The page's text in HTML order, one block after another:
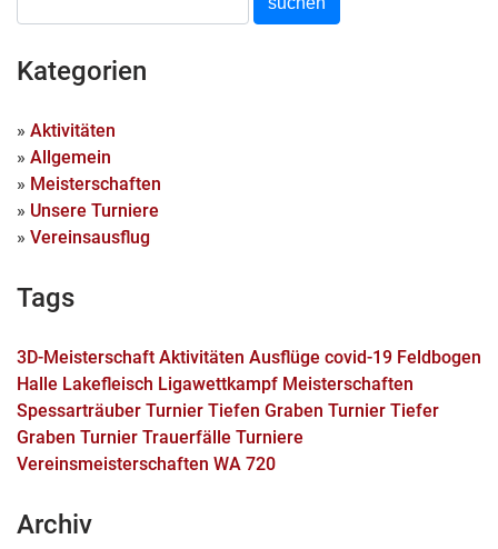
Kategorien
» Aktivitäten
» Allgemein
» Meisterschaften
» Unsere Turniere
» Vereinsausflug
Tags
3D-Meisterschaft Aktivitäten Ausflüge covid-19 Feldbogen
Halle Lakefleisch Ligawettkampf Meisterschaften
Spessarträuber Turnier Tiefen Graben Turnier Tiefer
Graben Turnier Trauerfälle Turniere
Vereinsmeisterschaften WA 720
Archiv